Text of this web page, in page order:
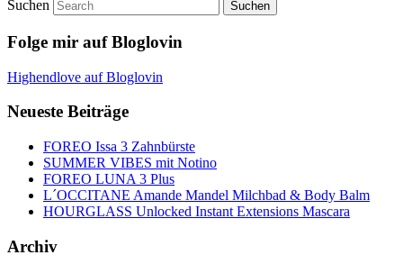
Suchen
Folge mir auf Bloglovin
Highendlove auf Bloglovin
Neueste Beiträge
FOREO Issa 3 Zahnbürste
SUMMER VIBES mit Notino
FOREO LUNA 3 Plus
L´OCCITANE Amande Mandel Milchbad & Body Balm
HOURGLASS Unlocked Instant Extensions Mascara
Archiv